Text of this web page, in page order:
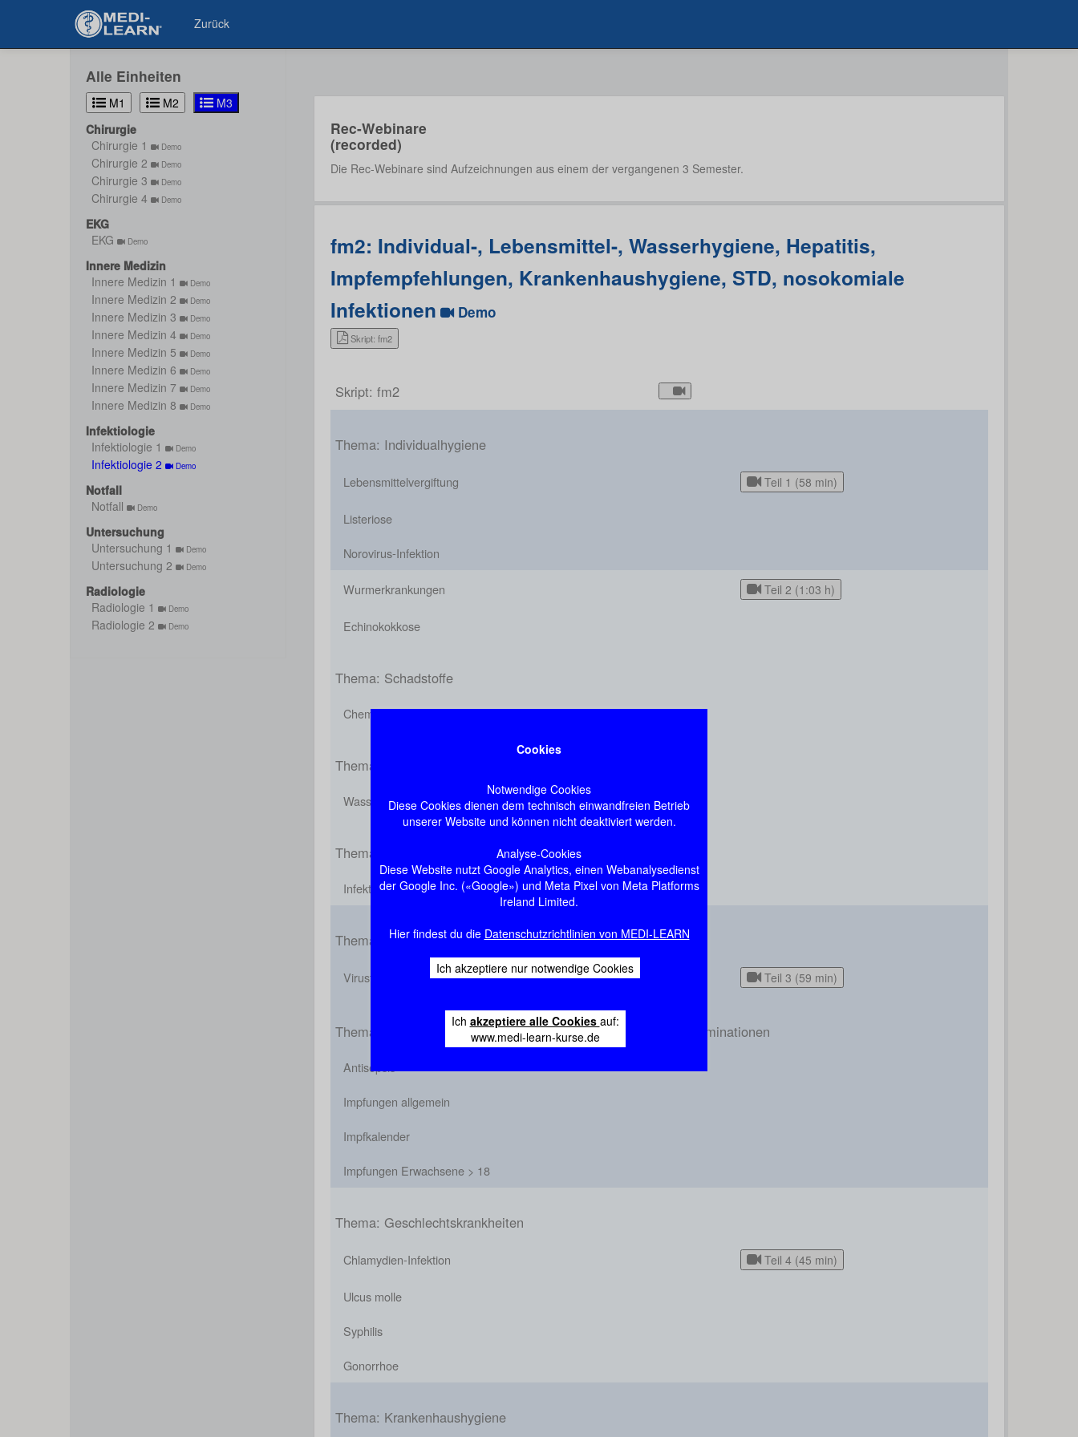
Cookies
Notwendige Cookies
Diese Cookies dienen dem technisch einwandfreien Betrieb
unserer Website und können nicht deaktiviert werden.
Analyse-Cookies
Diese Website nutzt Google Analytics, einen Webanalysedienst
der Google Inc. («Google») und Meta Pixel von Meta Platforms
Ireland Limited.
Hier findest du die Datenschutzrichtlinien von MEDI-LEARN
Ich akzeptiere nur notwendige Cookies
Ich akzeptiere alle Cookies auf:
www.medi-learn-kurse.de
Zurück
Alle Einheiten
M1 M2
M3
Chirurgie
Chirurgie 1
Demo
Chirurgie 2 Demo
Chirurgie 3 Demo
Chirurgie 4 Demo
EKG
EKG
Demo
Innere Medizin
Innere Medizin 1
Demo
Innere Medizin 2 Demo
Innere Medizin 3 Demo
Innere Medizin 4 Demo
Innere Medizin 5 Demo
Innere Medizin 6 Demo
Innere Medizin 7 Demo
Innere Medizin 8 Demo
Infektiologie
Infektiologie 1
Demo
Infektiologie 2 Demo
Notfall
Notfall
Demo
Untersuchung
Untersuchung 1
Demo
Untersuchung 2 Demo
Radiologie
Radiologie 1
Demo
Radiologie 2 Demo
Rec-Webinare
(recorded)
Die Rec-Webinare sind Aufzeichnungen aus einem der vergangenen 3 Semester.
fm2: Individual-, Lebensmittel-, Wasserhygiene, Hepatitis,
Impfempfehlungen, Krankenhaushygiene, STD, nosokomiale
Infektionen
Demo
Skript: fm2
Skript: fm2
Thema: Individualhygiene
Lebensmittelvergiftung Teil 1 (58 min)
Listeriose
Norovirus-Infektion
Wurmerkrankungen Teil 2 (1:03 h)
Echinokokkose
Thema: Schadstoffe
Chemische Schadstoffe in Lebensmitteln
Thema: Trinkwasser- und Badewasserhygiene
Wasserhygiene
Thema: Hepatitis
Infektiöse Hepatitiden
Thema: Wiederholung antivirale Therapie
Virustatika Teil 3 (59 min)
Thema: Verhütung und Bekämpfung von Infektionen und Kontaminationen
Antisepsis
Impfungen allgemein
Impfkalender
Impfungen Erwachsene > 18
Thema: Geschlechtskrankheiten
Chlamydien-Infektion Teil 4 (45 min)
Ulcus molle
Syphilis
Gonorrhoe
Thema: Krankenhaushygiene